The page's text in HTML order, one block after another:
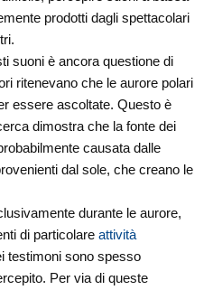
prodotti dagli spettacolari
suoni è ancora questione di
ritenevano che le aurore polari
essere ascoltate. Questo è
dimostra che la fonte dei
causata dalle
dal sole, che creano le
durante le aurore,
di particolareattività
testimoni sono spesso
Per via di queste